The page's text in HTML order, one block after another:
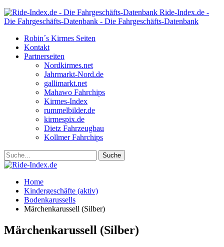
Ride-Index.de -
Die Fahrgeschäfts-Datenbank - Die Fahrgeschäfts-Datenbank
Robin´s Kirmes Seiten
Kontakt
Partnerseiten
Nordkirmes.net
Jahrmarkt-Nord.de
gallimarkt.net
Mahawo Fahrchips
Kirmes-Index
rummelbilder.de
kirmespix.de
Dietz Fahrzeugbau
Kollmer Fahrchips
Home
Kindergeschäfte (aktiv)
Bodenkarussells
Märchenkarussell (Silber)
Märchenkarussell (Silber)